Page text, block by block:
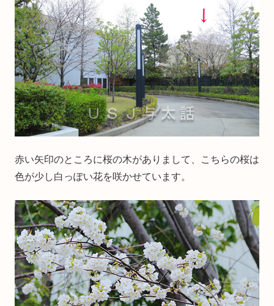
赤い矢印のところに桜の木がありまして、こちらの桜は
色が少し白っぽい花を咲かせています。